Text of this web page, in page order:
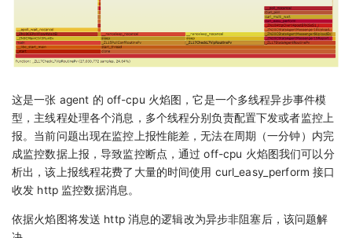
这是一张 agent 的 off-cpu 火焰图，它是一个多线程异步事件模
型，主线程处理各个消息，多个线程分别负责配置下发或者监控上
报。当前问题出现在监控上报性能差，无法在周期（一分钟）内完
成监控数据上报，导致监控断点，通过 off-cpu 火焰图我们可以分
析出，该上报线程花费了大量的时间使用 curl_easy_perform 接口
收发 http 监控数据消息。
依据火焰图将发送 http 消息的逻辑改为异步非阻塞后，该问题解